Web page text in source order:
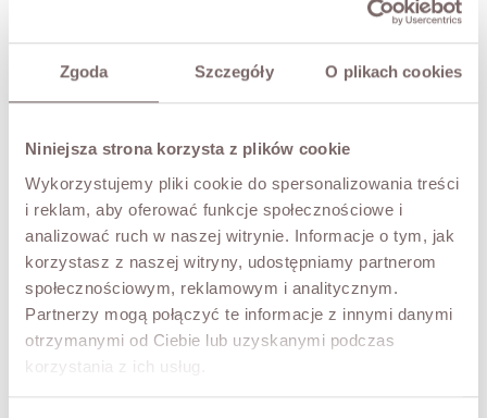
Zgoda Szczegóły O plikach cookies
Niniejsza strona korzysta z plików cookie
Wykorzystujemy pliki cookie do spersonalizowania treści
i reklam, aby oferować funkcje społecznościowe i
analizować ruch w naszej witrynie. Informacje o tym, jak
korzystasz z naszej witryny, udostępniamy partnerom
społecznościowym, reklamowym i analitycznym.
Partnerzy mogą połączyć te informacje z innymi danymi
otrzymanymi od Ciebie lub uzyskanymi podczas
korzystania z ich usług.
DESCRIPTION
natural fur at the hood. Quilted in an elegant pattern,
with practical pockets and a two-way zip that stylishly
defines the silhouette. The ideal choice for fans of a bold,
urban look.
• detachable fur
• zip and snap fastening
• sleeves finished with long ribbed cuffs
• two pockets, one with a decorative detachable pompom
The model is 173 cm tall and is wearing a size M.